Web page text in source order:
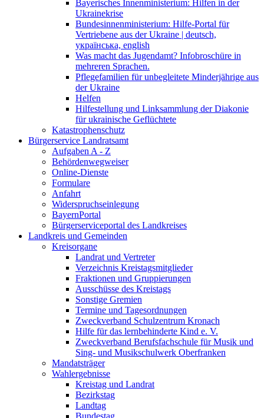
Bayerisches Innenministerium: Hilfen in der
Ukrainekrise
Bundesinnenministerium: Hilfe-Portal für
Vertriebene aus der Ukraine | deutsch,
українська, english
Was macht das Jugendamt? Infobroschüre in
mehreren Sprachen.
Pflegefamilien für unbegleitete Minderjährige aus
der Ukraine
Helfen
Hilfestellung und Linksammlung der Diakonie
für ukrainische Geflüchtete
Katastrophenschutz
Bürgerservice Landratsamt
Aufgaben A - Z
Behördenwegweiser
Online-Dienste
Formulare
Anfahrt
Widerspruchseinlegung
BayernPortal
Bürgerserviceportal des Landkreises
Landkreis und Gemeinden
Kreisorgane
Landrat und Vertreter
Verzeichnis Kreistagsmitglieder
Fraktionen und Gruppierungen
Ausschüsse des Kreistags
Sonstige Gremien
Termine und Tagesordnungen
Zweckverband Schulzentrum Kronach
Hilfe für das lernbehinderte Kind e. V.
Zweckverband Berufsfachschule für Musik und
Sing- und Musikschulwerk Oberfranken
Mandatsträger
Wahlergebnisse
Kreistag und Landrat
Bezirkstag
Landtag
Bundestag